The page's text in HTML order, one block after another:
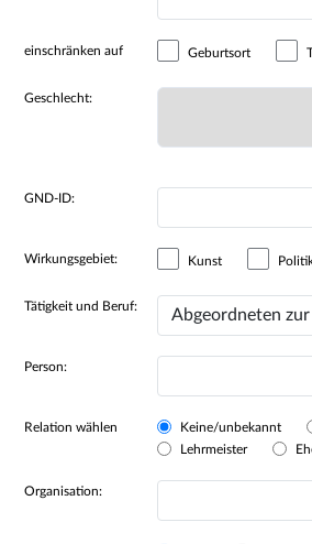
einschränken auf Geburtsort
Geschlecht:
GND-ID:
Wirkungsgebiet: Kunst
Tätigkeit und Beruf:
Person:
Relation wählen Keine/unbekannt
Lehrmeister
Organisation: